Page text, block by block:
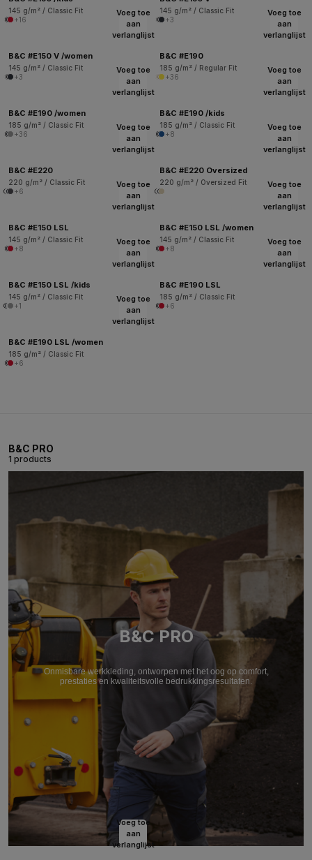
145 g/m² / Classic Fit
+16
145 g/m² / Classic Fit
+3
Voeg toe
aan
verlanglijst
B&C #E150 V /women
145 g/m² / Classic Fit
+3
Voeg toe
aan
verlanglijst
B&C #E190
185 g/m² / Regular Fit
+36
Voeg toe
aan
verlanglijst
B&C #E190 /women
185 g/m² / Classic Fit
+36
Voeg toe
aan
verlanglijst
B&C #E190 /kids
185 g/m² / Classic Fit
+8
Voeg toe
aan
verlanglijst
B&C #E220
220 g/m² / Classic Fit
+6
Voeg toe
aan
verlanglijst
B&C #E220 Oversized
220 g/m² / Oversized Fit
Voeg toe
aan
verlanglijst
B&C #E150 LSL
145 g/m² / Classic Fit
+8
Voeg toe
aan
verlanglijst
B&C #E150 LSL /women
145 g/m² / Classic Fit
+8
Voeg toe
aan
verlanglijst
B&C #E150 LSL /kids
145 g/m² / Classic Fit
+1
Voeg toe
aan
verlanglijst
B&C #E190 LSL
185 g/m² / Classic Fit
+6
Voeg toe
aan
verlanglijst
B&C #E190 LSL /women
185 g/m² / Classic Fit
+6
B&C PRO
1 products
B&C PRO
Onmisbare werkkleding, ontworpen met het oog op comfort,
prestaties en kwaliteitsvolle bedrukkingsresultaten.
Voeg toe
aan
verlanglijst